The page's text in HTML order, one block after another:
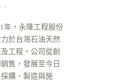
年，永隆工程股份
於台灣石油天然
工程。公司從創
售，發展至今日
購、製造與施